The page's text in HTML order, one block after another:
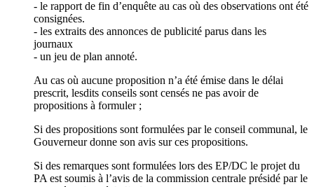
- le rapport de fin d’enquête au cas où des observations ont été
consignées.
- les extraits des annonces de publicité parus dans les
journaux
- un jeu de plan annoté.
Au cas où aucune proposition n’a été émise dans le délai
prescrit, lesdits conseils sont censés ne pas avoir de
propositions à formuler ;
Si des propositions sont formulées par le conseil communal, le
Gouverneur donne son avis sur ces propositions.
Si des remarques sont formulées lors des EP/DC le projet du
PA est soumis à l’avis de la commission centrale présidé par le